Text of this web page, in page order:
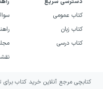
شخصیت اصلی را نه
بشناسند. اگر به
میانسالی،
هماهنگ است.
کتاب عمومی
کتاب زبان
کتاب درسی
کتابچی مرجع آنلاین خرید کتاب